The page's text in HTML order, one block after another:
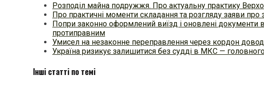
Розподіл майна подружжя. Про актуальну практику
Про практичні моменти складання та розгляду заяви
Попри законно оформлений виїзд і оновлені документи
протиправним
Умисел на незаконне переправлення через кордон
Україна ризикує залишитися без судді в МКС —
Інші статті по темі